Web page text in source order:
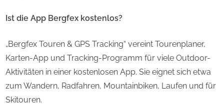
Ist die App Bergfex kostenlos?
„Bergfex Touren & GPS Tracking“ vereint Tourenplaner,
Karten-App und Tracking-Programm für viele Outdoor-
Aktivitäten in einer kostenlosen App. Sie eignet sich etwa
zum Wandern, Radfahren, Mountainbiken, Laufen und für
Skitouren.